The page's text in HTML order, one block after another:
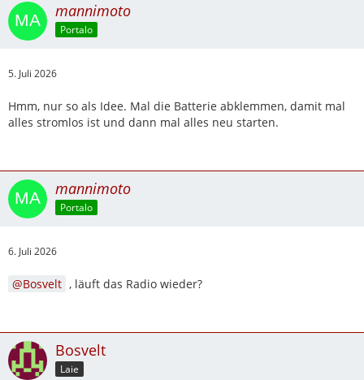
mannimoto
Portalo
5. Juli 2026
Hmm, nur so als Idee. Mal die Batterie abklemmen, damit mal
alles stromlos ist und dann mal alles neu starten.
mannimoto
Portalo
6. Juli 2026
Bosvelt , läuft das Radio wieder?
Bosvelt
Laie